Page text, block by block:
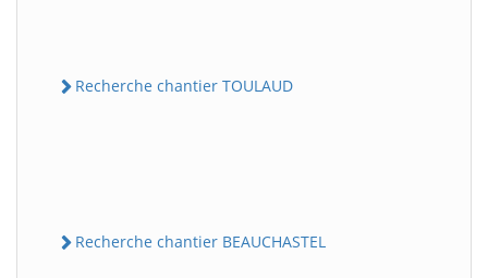
Recherche chantier TOULAUD
Recherche chantier BEAUCHASTEL